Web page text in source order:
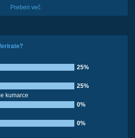
Preberi več
25%
25%
kumarce
0%
0%